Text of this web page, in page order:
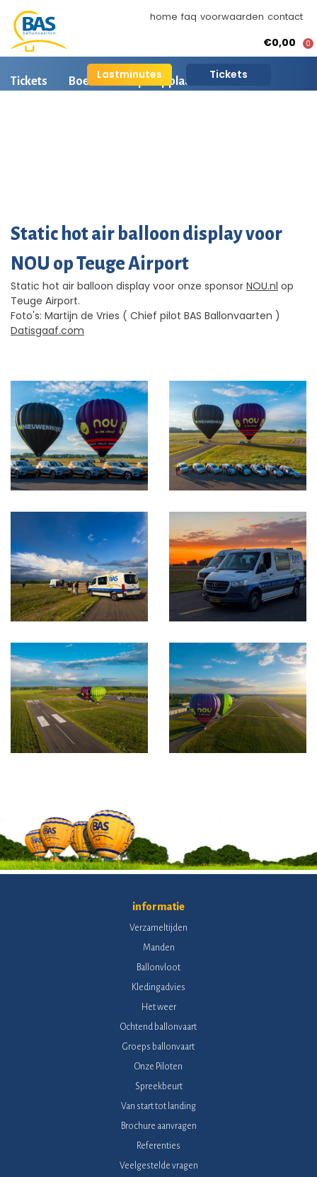
home faq voorwaarden contact
Lastminutes Tickets
€0,00 0
Tickets Boeken Opstapplaatsen
Static hot air balloon display voor
NOU op Teuge Airport
Static hot air balloon display voor onze sponsor NOU.nl op
Teuge Airport.
Foto's: Martijn de Vries ( Chief pilot BAS Ballonvaarten )
Datisgaaf.com
informatie
Verzameltijden
Manden
Ballonvloot
Kledingadvies
Het weer
Ochtend ballonvaart
Groeps ballonvaart
Onze Piloten
Spreekbeurt
Van start tot landing
Brochure aanvragen
Referenties
Veelgestelde vragen